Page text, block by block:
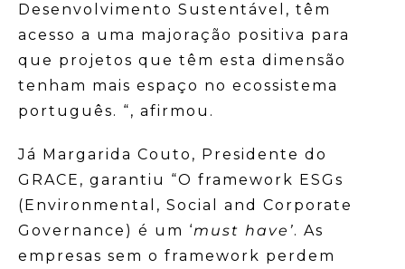
Desenvolvimento Sustentável, têm
acesso a uma majoração positiva para
que projetos que têm esta dimensão
tenham mais espaço no ecossistema
português. “, afirmou.
Já Margarida Couto, Presidente do
GRACE, garantiu “O framework ESGs
(Environmental, Social and Corporate
Governance) é um ‘must have’. As
empresas sem o framework perdem